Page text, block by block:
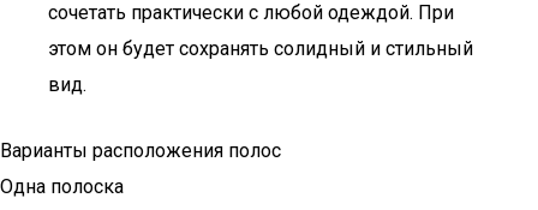
сочетать практически с любой одеждой. При
этом он будет сохранять солидный и стильный
вид.
Варианты расположения полос
Одна полоска